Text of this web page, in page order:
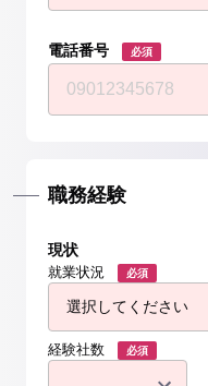
電話番号 必須
職務経験
現状
就業状況 必須
経験社数 必須